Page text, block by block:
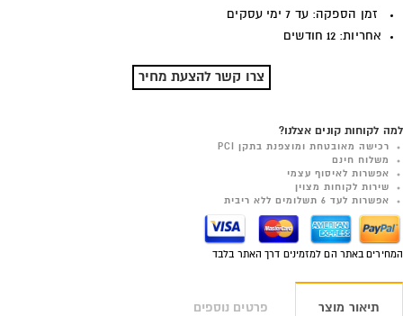
זמן הספקה: עד 7 ימי עסקים
אחריות: 12 חודשים
צרו קשר להצעת מחיר
למה לקוחות קונים אצלנו?
רכישה מאובטחת ומוצפנת בתקן PCI
משלוח חינם
אפשרות לאיסוף עצמי
שירות לקוחות מצוין
אפשרות לעד 6 תשלומים ללא ריבית
המחירים באתר הם למזמינים דרך האתר בלבד
תיאור מוצר פרטים נוספים